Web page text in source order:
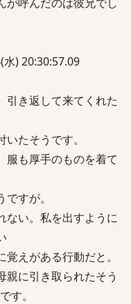
) 20:30:57.09
引き返して来てくれた
たそうです。
服も厚手のものを着て
すが。
ない。私を出すように
えがある行動だと。
親に引き取られたそう
す。